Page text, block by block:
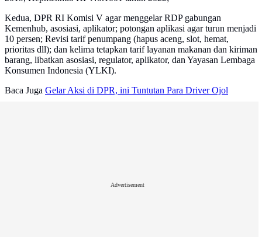
Kedua, DPR RI Komisi V agar menggelar RDP gabungan
Kemenhub, asosiasi, aplikator; potongan aplikasi agar turun menjadi
10 persen; Revisi tarif penumpang (hapus aceng, slot, hemat,
prioritas dll); dan kelima tetapkan tarif layanan makanan dan kiriman
barang, libatkan asosiasi, regulator, aplikator, dan Yayasan Lembaga
Konsumen Indonesia (YLKI).
Baca Juga Gelar Aksi di DPR, ini Tuntutan Para Driver Ojol
Advertisement